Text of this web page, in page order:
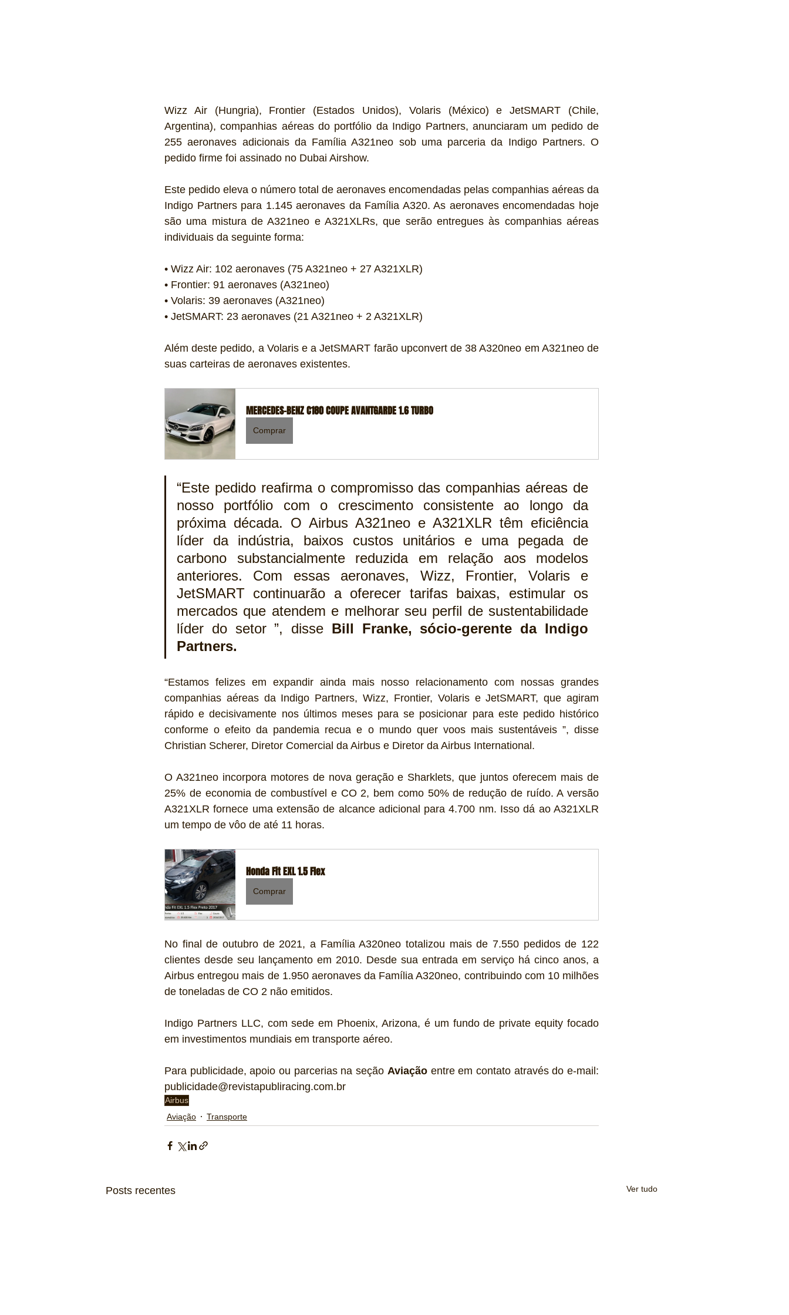
Wizz Air (Hungria), Frontier (Estados Unidos), Volaris (México) e JetSMART (Chile,
Argentina), companhias aéreas do portfólio da Indigo Partners, anunciaram um pedido de
255 aeronaves adicionais da Família A321neo sob uma parceria da Indigo Partners. O
pedido firme foi assinado no Dubai Airshow.
Este pedido eleva o número total de aeronaves encomendadas pelas companhias aéreas da
Indigo Partners para 1.145 aeronaves da Família A320. As aeronaves encomendadas hoje
são uma mistura de A321neo e A321XLRs, que serão entregues às companhias aéreas
individuais da seguinte forma:
• Wizz Air: 102 aeronaves (75 A321neo + 27 A321XLR)
• Frontier: 91 aeronaves (A321neo)
• Volaris: 39 aeronaves (A321neo)
• JetSMART: 23 aeronaves (21 A321neo + 2 A321XLR)
Além deste pedido, a Volaris e a JetSMART farão upconvert de 38 A320neo em A321neo de
suas carteiras de aeronaves existentes.
MERCEDES-BENZ C180 COUPE AVANTGARDE 1.6 TURBO
Comprar
“Este pedido reafirma o compromisso das companhias aéreas de
nosso portfólio com o crescimento consistente ao longo da
próxima década. O Airbus A321neo e A321XLR têm eficiência
líder da indústria, baixos custos unitários e uma pegada de
carbono substancialmente reduzida em relação aos modelos
anteriores. Com essas aeronaves, Wizz, Frontier, Volaris e
JetSMART continuarão a oferecer tarifas baixas, estimular os
mercados que atendem e melhorar seu perfil de sustentabilidade
líder do setor ”, disse Bill Franke, sócio-gerente da Indigo
Partners.
“Estamos felizes em expandir ainda mais nosso relacionamento com nossas grandes
companhias aéreas da Indigo Partners, Wizz, Frontier, Volaris e JetSMART, que agiram
rápido e decisivamente nos últimos meses para se posicionar para este pedido histórico
conforme o efeito da pandemia recua e o mundo quer voos mais sustentáveis ​​”, disse
Christian Scherer, Diretor Comercial da Airbus e Diretor da Airbus International.
O A321neo incorpora motores de nova geração e Sharklets, que juntos oferecem mais de
25% de economia de combustível e CO 2, bem como 50% de redução de ruído. A versão
A321XLR fornece uma extensão de alcance adicional para 4.700 nm. Isso dá ao A321XLR
um tempo de vôo de até 11 horas.
Honda Fit EXL 1.5 Flex
Comprar
No final de outubro de 2021, a Família A320neo totalizou mais de 7.550 pedidos de 122
clientes desde seu lançamento em 2010. Desde sua entrada em serviço há cinco anos, a
Airbus entregou mais de 1.950 aeronaves da Família A320neo, contribuindo com 10 milhões
de toneladas de CO 2 não emitidos.
Indigo Partners LLC, com sede em Phoenix, Arizona, é um fundo de private equity focado
em investimentos mundiais em transporte aéreo.
Para publicidade, apoio ou parcerias na seção Aviação entre em contato através do e-mail:
publicidade@revistapubliracing.com.br
Airbus
Aviação
Transporte
Posts recentes Ver tudo